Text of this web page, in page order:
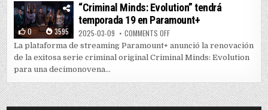
0 3595
“Criminal Minds: Evolution” tendrá
temporada 19 en Paramount+
2025-03-09 COMMENTS OFFON “CRIMINAL MINDS:
La plataforma de streaming Paramount+ anunció la renovación
de la exitosa serie criminal original Criminal Minds: Evolution
para una decimonovena...